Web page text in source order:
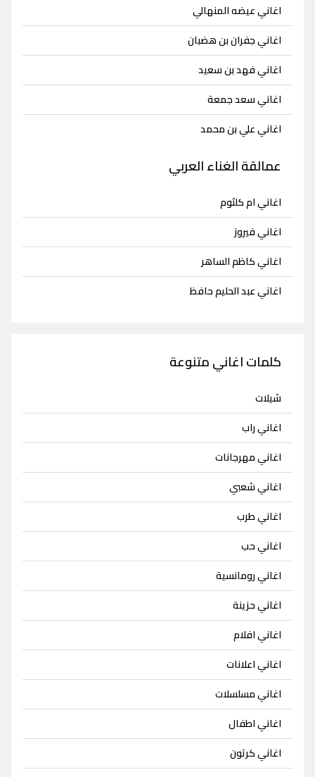
اغاني عيضه المنهالي
اغاني جفران بن هضبان
اغاني فهد بن سعيد
اغاني سعد جمعة
اغاني علي بن محمد
عمالقة الغناء العربي
اغاني ام كلثوم
اغاني فيروز
اغاني كاظم الساهر
اغاني عبد الحليم حافظ
كلمات اغاني متنوعة
شيلات
اغاني راب
اغاني مهرجانات
اغاني شعبي
اغاني طرب
اغاني حب
اغاني رومانسية
اغاني حزينة
اغاني افلام
اغاني اعلانات
اغاني مسلسلات
اغاني اطفال
اغاني كرتون